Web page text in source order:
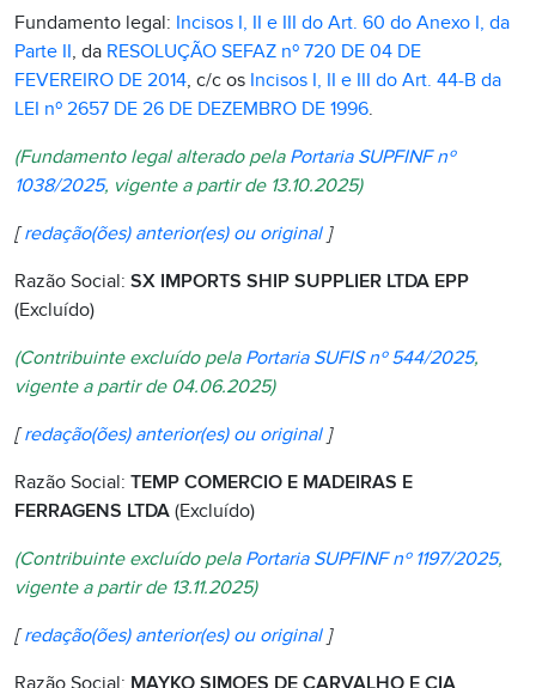
Fundamento legal: Incisos I, II e III do Art. 60 do Anexo I, da
Parte II, da RESOLUÇÃO SEFAZ nº 720 DE 04 DE
FEVEREIRO DE 2014, c/c os Incisos I, II e III do Art. 44-B da
LEI nº 2657 DE 26 DE DEZEMBRO DE 1996.
(Fundamento legal alterado pela Portaria SUPFINF nº
1038/2025, vigente a partir de 13.10.2025)
[redação(ões) anterior(es) ou original ]
Razão Social: SX IMPORTS SHIP SUPPLIER LTDA EPP
(Excluído)
(Contribuinte excluído pela Portaria SUFIS nº 544/2025,
vigente a partir de 04.06.2025)
[redação(ões) anterior(es) ou original ]
Razão Social: TEMP COMERCIO E MADEIRAS E
FERRAGENS LTDA (Excluído)
(Contribuinte excluído pela Portaria SUPFINF nº 1197/2025,
vigente a partir de 13.11.2025)
[redação(ões) anterior(es) ou original ]
Razão Social: MAYKO SIMOES DE CARVALHO E CIA